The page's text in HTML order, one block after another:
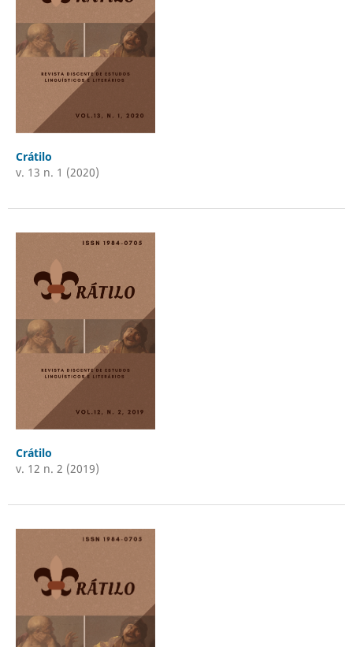
Crátilo
v. 13 n. 1 (2020)
Crátilo
v. 12 n. 2 (2019)